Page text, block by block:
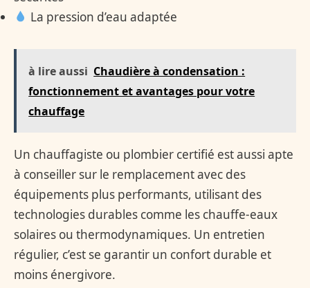
La pression d’eau adaptée
à lire aussi Chaudière à condensation :
fonctionnement et avantages pour votre
chauffage
Un chauffagiste ou plombier certifié est aussi apte
à conseiller sur le remplacement avec des
équipements plus performants, utilisant des
technologies durables comme les chauffe-eaux
solaires ou thermodynamiques. Un entretien
régulier, c’est se garantir un confort durable et
moins énergivore.